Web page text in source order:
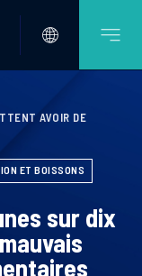
AVOIR DE
ET BOISSONS
sur dix